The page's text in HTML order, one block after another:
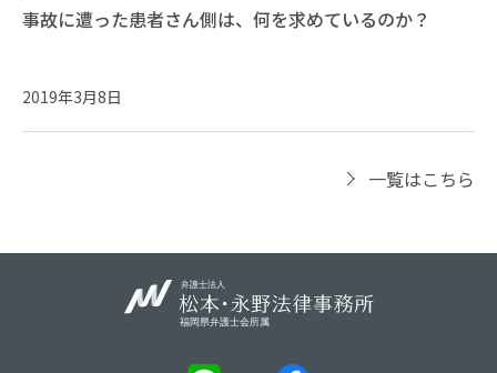
事故に遭った患者さん側は、何を求めているのか？
2019年3月8日
一覧はこちら